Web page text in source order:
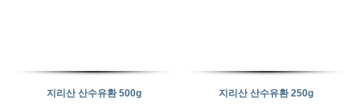
지리산 산수유환 500g 지리산 산수유환 250g